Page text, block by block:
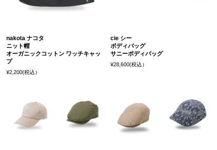
nakota ナコタ
ニット帽
オーガニックコットン ワッチキャッ
プ
¥2,200(税込）
cie シー
ボディバッグ
サニーボディバッグ
¥28,600(税込）